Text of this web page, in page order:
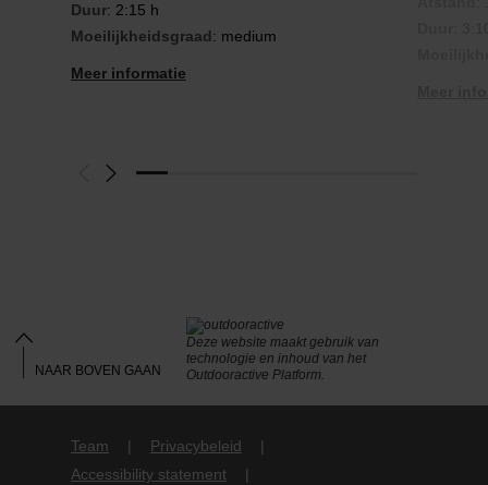
Duur: 2:15 h
Moeilijkheidsgraad: medium
Meer informatie
Deze website maakt gebruik van
technologie en inhoud van het
Outdooractive Platform.
Team
Privacybeleid
Accessibility statement
NAAR BOVEN GAAN